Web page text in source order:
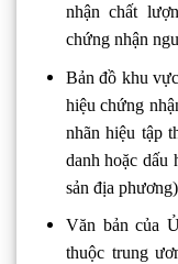
nhận chất
chứng nhận
Bản đồ khu
hiệu chứng
nhãn hiệu tập
danh hoặc dấu
sản địa
Văn bản của
thuộc trung